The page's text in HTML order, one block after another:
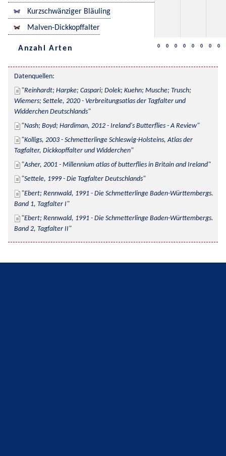
Kurzschwänziger Bläuling
Malven-Dickkopffalter
Anzahl Arten 0 0 0 0 0 0 0 0
Datenquellen:
Reinhardt; Harpke; Caspari; Dolek; Kuehn; Musche; Trusch;
Wiemers; Settele, 2020 - Verbreitungsatlas der Tagfalter und
Widderchen Deutschlands
Nash; Boyd; Hardiman, 2012 - Ireland's Butterflies - A Review
Kolligs, 2003 - Schmetterlinge Schleswig-Holsteins, Atlas der
Tagfalter, Dickkopffalter und Widderchen
Asher, 2001 - Millennium atlas of butterflies in Britain and Ireland
Settele, 1999 - Die Tagfalter Deutschlands
Ebert; Rennwald, 1991 - Die Schmetterlinge Baden-Württembergs.
Band 1, Tagfalter I
Ebert; Rennwald, 1991 - Die Schmetterlinge Baden-Württembergs.
Band 2, Tagfalter II